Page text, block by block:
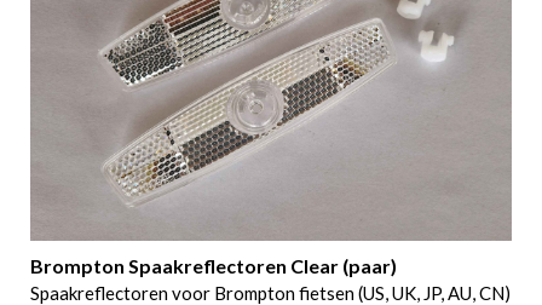
Brompton Spaakreflectoren Clear (paar)
Spaakreflectoren voor Brompton fietsen (US, UK, JP, AU, CN)